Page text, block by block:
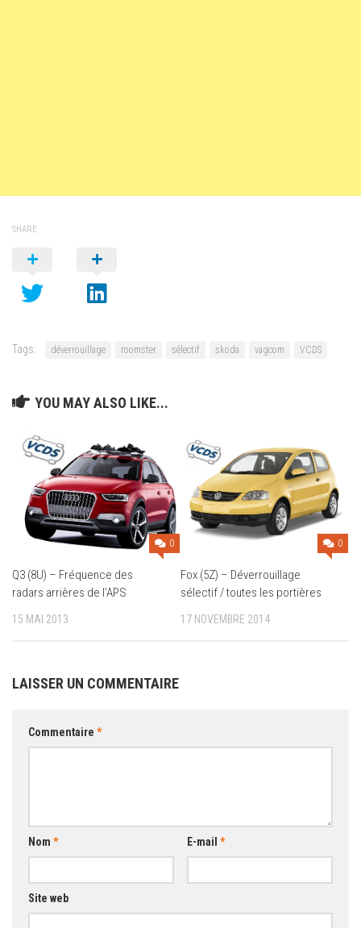
SHARE
Tags: déverrouillage roomster sélectif skoda vagcom VCDS
YOU MAY ALSO LIKE...
0
Q3 (8U) – Fréquence des
radars arrières de l’APS
15 MAI 2013
0
Fox (5Z) – Déverrouillage
sélectif / toutes les portières
17 NOVEMBRE 2014
LAISSER UN COMMENTAIRE
Commentaire *
Nom * E-mail *
Site web